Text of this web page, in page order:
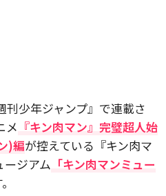
刊少年ジャンプ』で連載さ
メ 『キン肉マン』完璧超人始
)編が控えている『キン肉マ
ージアム 「キン肉マンミュー